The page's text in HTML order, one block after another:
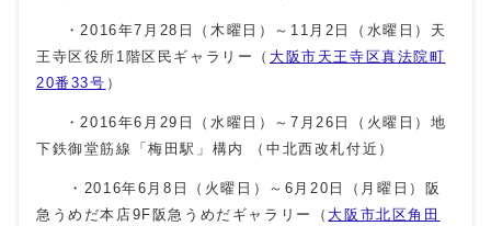
・2016年7月28日（木曜日）～11月2日（水曜日）天
王寺区役所1階区民ギャラリー（ 大阪市天王寺区真法院町
20番33号 ）
・2016年6月29日（水曜日）～7月26日（火曜日）地
下鉄御堂筋線「梅田駅」構内 （中北西改札付近）
・2016年6月8日（火曜日）～6月20日（月曜日）阪
急うめだ本店9F阪急うめだギャラリー（ 大阪市北区角田